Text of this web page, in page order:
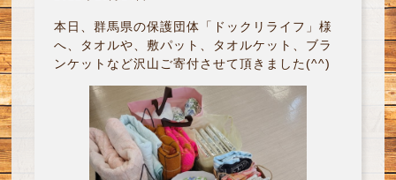
本日、群馬県の保護団体「ドックリライフ」様
へ、タオルや、敷パット、タオルケット、ブラ
ンケットなど沢山ご寄付させて頂きました(^^)